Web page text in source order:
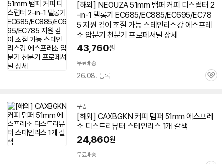
[해외] NEOUZA51mm 탬퍼 커피 디스럽터 2
-in-1 델롱기 EC685/EC885/EC695/EC78
5 지원 깊이 조절 가능 스테인리스강 에스프레
소 압분기 천분기 프로페셔널 상세
43,760원
무료배송
26.08. 등록
관
쿠팡
[해외] CAXBGKN 커피 탬퍼 51mm 에스프레
소 디스트리뷰터 스테인리스 1개 갈색
24,860원
무료배송